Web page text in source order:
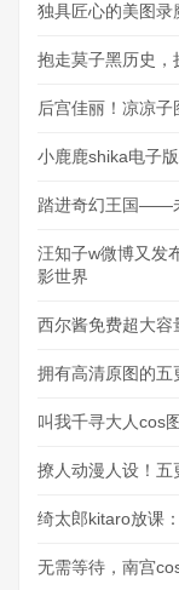
独具匠心的美图录
抱走莫子黑历史，
后宫佳丽！凉凉
小鹿鹿shika电子
踏进奇幻王国——
汪知子w微博又发
影世界
西尔酱免费超大容
拥有高清原图的五
叫我千寻大人cos
撩人动漫人设！五
绮太郎kitaro放课
无需等待，南宫